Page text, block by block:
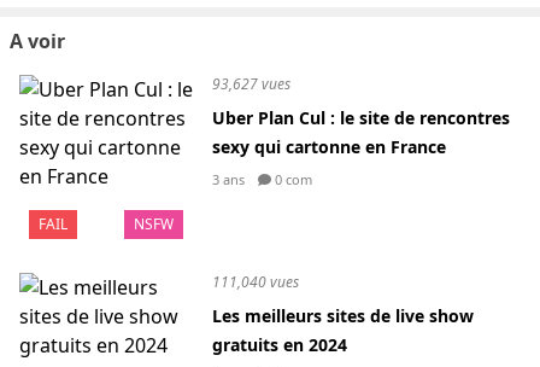
A voir
FAIL NSFW
93,627 vues
Uber Plan Cul : le site de rencontres
sexy qui cartonne en France
3 ans 0 com
111,040 vues
Les meilleurs sites de live show
gratuits en 2024